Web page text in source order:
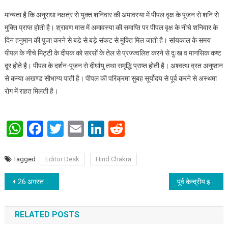
मान्यता है कि अनुराधा नक्षत्र से युक्त शनिवार की अमावस्या में पीपल वृक्ष के पूजन से शनि से
मुक्ति प्राप्त होती है। श्रावण मास में अमावस्या की समाप्ति पर पीपल वृक्ष के नीचे शनिवार के
दिन हनुमान की पूजा करने से बडे से बड़े संकट से मुक्ति मिल जाती है। सांयकाल के समय
पीपल के नीचे मिट्टी के दीपक को सरसों के तेल से प्रज्ज्वलित करने से दुःख व मानसिक कष्ट
दूर होते है। पीपल के दर्शन-पूजन से दीर्घायु तथा समृद्धि प्राप्त होती है। अश्वत्थ व्रत अनुष्ठान
से कन्या अखण्ड सौभाग्य पाती है। पीपल की परिक्रमा सुबह सूर्योदय से पूर्व करने से अस्थमा
रोग में राहत मिलती है।
WhatsApp
Facebook
Twitter
EmailLinkedIn
Reddit
Tagged Editor Desk Hind Chakra
Post navigation
26 अगस्त को मनाया जाएगा “श्रीकृष्ण जन्माष्टमी” पूर्व केन्द्रीय इस्पात मंत्री आर. सी. पी. सिंह से मिला कलमजीवी संघ
RELATED POSTS